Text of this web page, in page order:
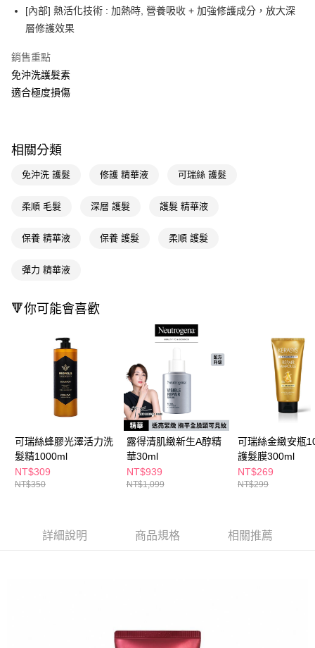
街口支付
悠遊付
Google Pay
便利好安心！
１．簡單：不需註冊會員、不需綁卡、不需儲值。
２．便利：只要手機號碼，簡訊認證，即可結帳。
３．安心：先確認商品／服務後，再付款。
【「AFTEE先享後付」結帳流程】
結帳頁面，進行簡訊認證並確認金額後，即可完成結帳。
２．訂單成立數日內，您將收到繳費通知簡訊。
ATM／網路銀行／等多元方式進行付款，方視為交易完成。
後付繳納相關費用。
是否繳費成功／繳費後需取消欲退款等相關疑問，請聯繫「AFTEE先享後付
客戶支援中心」
【注意事項】
１．透過由恩沛科技股份有限公司提供之「AFTEE先享後付」服務完成之交
易，需依本服務之必要範圍內提供個人資料，並將交易相關給付款項請求債
權轉讓予恩沛科技股份有限公司。
２．關於個人資料處理事宜，請瀏覽以下網址：
https://aftee.tw/terms/#terms3
３．未成年的使用者請事先徵得法定代理人或監護人之同意方可使用
「AFTEE先享後付」，若未經同意申辦者引起之損失，本公司不負相關責
任。
４．使用「AFTEE先享後付」時，將依據個別帳號之用戶狀況，依本公司即
恩沛科技股份有限公司將有權停止該用戶之使用額度並採取法律行動。
每筆NT$65，滿NT$390(含以上)免運費
付款後全家取貨
萊爾富取貨付款
每筆NT$65，滿NT$490(含以上)免運費
7-11取貨付款
每筆NT$65，滿NT$490(含以上)免運費
付款後7-11取貨
每筆NT$65，滿NT$490(含以上)免運費
宅配(本島)
每筆NT$100，滿NT$790(含以上)免運費
[內部] 熱活化技術 : 加熱時, 營養吸收 + 加強修護成分，放大深
層修護效果
銷售重點
免沖洗護髮素
適合極度損傷
相關分類
免沖洗 護髮 修護 精華液 可瑞絲 護髮
柔順 毛髮 深層 護髮 護髮 精華液
保養 精華液 保養 護髮 柔順 護髮
彈力 精華液
🔻你可能會喜歡
可瑞絲蜂膠光澤活力洗
髮精1000ml
NT$309
NT$350
露得清肌緻新生A醇精
華30ml
NT$939
NT$1,099
可瑞絲金緻安瓶
護髮膜300ml
NT$269
NT$299
詳細說明 商品規格 相關推薦